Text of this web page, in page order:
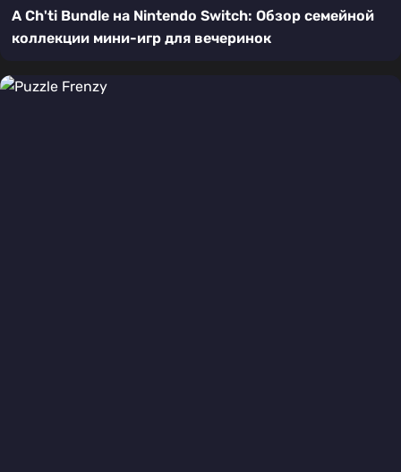
A Ch'ti Bundle на Nintendo Switch: Обзор семейной
коллекции мини-игр для вечеринок